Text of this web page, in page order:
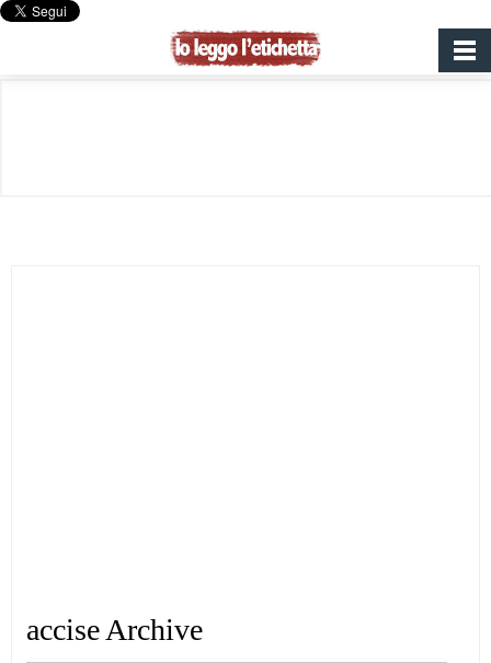
accise Archive